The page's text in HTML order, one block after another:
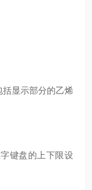
显示部分的乙烯
键盘的上下限设